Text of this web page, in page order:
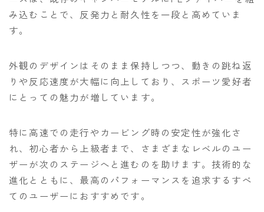
み込むことで、反発力と耐久性を一段と高めていま
す。
外観のデザインはそのまま保持しつつ、動きの跳ね返
りや反応速度が大幅に向上しており、スポーツ愛好者
にとっての魅力が増しています。
特に高速での走行やカービング時の安定性が強化さ
れ、初心者から上級者まで、さまざまなレベルのユー
ザーが次のステージへと進むのを助けます。技術的な
進化とともに、最高のパフォーマンスを追求するすべ
てのユーザーにおすすめです。